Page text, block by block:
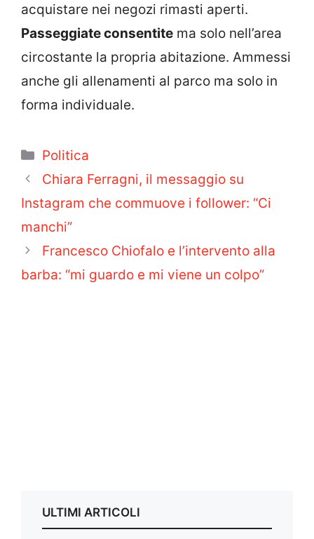
acquistare nei negozi rimasti aperti.
Passeggiate consentite ma solo nell’area
circostante la propria abitazione. Ammessi
anche gli allenamenti al parco ma solo in
forma individuale.
Categorie
Politica
Chiara Ferragni, il messaggio su
Instagram che commuove i follower: “Ci
manchi”
Francesco Chiofalo e l’intervento alla
barba: “mi guardo e mi viene un colpo”
ULTIMI ARTICOLI